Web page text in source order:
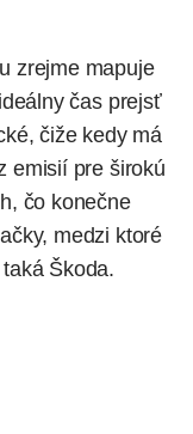
zrejme mapuje
čas prejsť
čiže kedy má
emisií pre širokú
čo konečne
medzi ktoré
Škoda.